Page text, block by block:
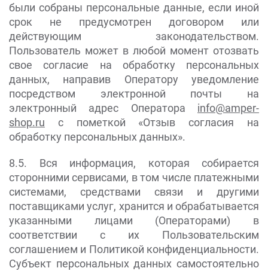
были собраны персональные данные, если иной
срок не предусмотрен договором или
действующим законодательством.
Пользователь может в любой момент отозвать
свое согласие на обработку персональных
данных, направив Оператору уведомление
посредством электронной почты на
электронный адрес Оператора info@amper-
shop.ru с пометкой «Отзыв согласия на
обработку персональных данных».
8.5. Вся информация, которая собирается
сторонними сервисами, в том числе платежными
системами, средствами связи и другими
поставщиками услуг, хранится и обрабатывается
указанными лицами (Операторами) в
соответствии с их Пользовательским
соглашением и Политикой конфиденциальности.
Субъект персональных данных самостоятельно